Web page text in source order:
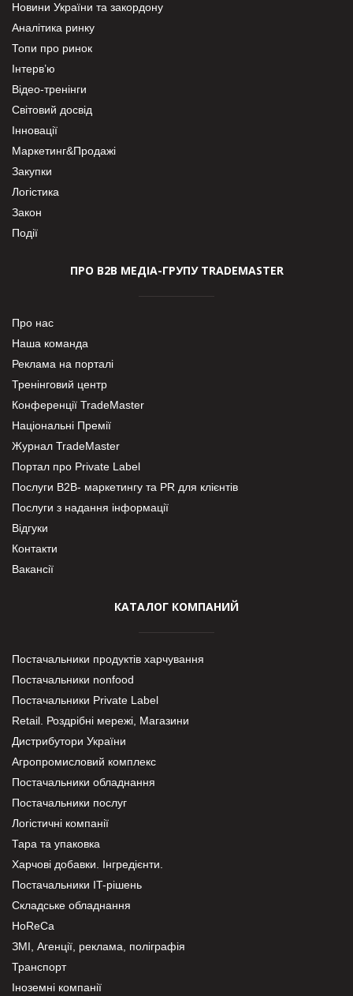
Новини України та закордону
Аналітика ринку
Топи про ринок
Інтерв’ю
Відео-тренінги
Світовий досвід
Інновації
Маркетинг&Продажі
Закупки
Логістика
Закон
Події
ПРО В2В МЕДІА-ГРУПУ TRADEMASTER
Про нас
Наша команда
Реклама на порталі
Тренінговий центр
Конференції TradeMaster
Національні Премії
Журнал TradeMaster
Портал про Private Label
Послуги В2В- маркетингу та PR для клієнтів
Послуги з надання інформації
Відгуки
Контакти
Вакансії
КАТАЛОГ КОМПАНИЙ
Постачальники продуктів харчування
Постачальники nonfood
Постачальники Private Label
Retail. Роздрібні мережі, Магазини
Дистрибутори України
Агропромисловий комплекс
Постачальники обладнання
Постачальники послуг
Логістичні компанії
Тара та упаковка
Харчові добавки. Інгредієнти.
Постачальники IT-рішень
Складське обладнання
HoReCa
ЗМІ, Агенції, реклама, поліграфія
Транспорт
Іноземні компанії